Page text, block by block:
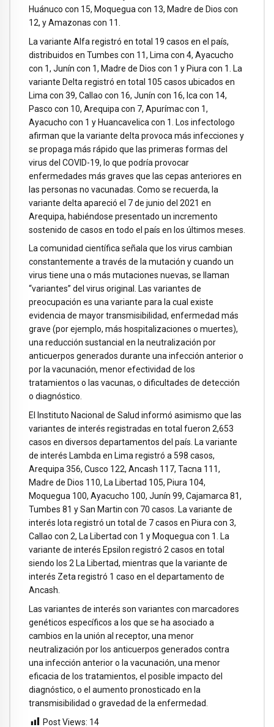
Huánuco con 15, Moquegua con 13, Madre de Dios con
12, y Amazonas con 11.
La variante Alfa registró en total 19 casos en el país,
distribuidos en Tumbes con 11, Lima con 4, Ayacucho
con 1, Junín con 1, Madre de Dios con 1 y Piura con 1. La
variante Delta registró en total 105 casos ubicados en
Lima con 39, Callao con 16, Junín con 16, Ica con 14,
Pasco con 10, Arequipa con 7, Apurímac con 1,
Ayacucho con 1 y Huancavelica con 1. Los infectologo
afirman que la variante delta provoca más infecciones y
se propaga más rápido que las primeras formas del
virus del COVID-19, lo que podría provocar
enfermedades más graves que las cepas anteriores en
las personas no vacunadas. Como se recuerda, la
variante delta apareció el 7 de junio del 2021 en
Arequipa, habiéndose presentado un incremento
sostenido de casos en todo el país en los últimos meses.
La comunidad científica señala que los virus cambian
constantemente a través de la mutación y cuando un
virus tiene una o más mutaciones nuevas, se llaman
“variantes” del virus original. Las variantes de
preocupación es una variante para la cual existe
evidencia de mayor transmisibilidad, enfermedad más
grave (por ejemplo, más hospitalizaciones o muertes),
una reducción sustancial en la neutralización por
anticuerpos generados durante una infección anterior o
por la vacunación, menor efectividad de los
tratamientos o las vacunas, o dificultades de detección
o diagnóstico.
El Instituto Nacional de Salud informó asimismo que las
variantes de interés registradas en total fueron 2,653
casos en diversos departamentos del país. La variante
de interés Lambda en Lima registró a 598 casos,
Arequipa 356, Cusco 122, Ancash 117, Tacna 111,
Madre de Dios 110, La Libertad 105, Piura 104,
Moquegua 100, Ayacucho 100, Junín 99, Cajamarca 81,
Tumbes 81 y San Martin con 70 casos. La variante de
interés Iota registró un total de 7 casos en Piura con 3,
Callao con 2, La Libertad con 1 y Moquegua con 1. La
variante de interés Epsilon registró 2 casos en total
siendo los 2 La Libertad, mientras que la variante de
interés Zeta registró 1 caso en el departamento de
Ancash.
Las variantes de interés son variantes con marcadores
genéticos específicos a los que se ha asociado a
cambios en la unión al receptor, una menor
neutralización por los anticuerpos generados contra
una infección anterior o la vacunación, una menor
eficacia de los tratamientos, el posible impacto del
diagnóstico, o el aumento pronosticado en la
transmisibilidad o gravedad de la enfermedad.
Post Views: 14